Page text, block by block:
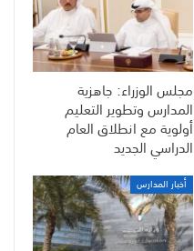
مجلس الوزراء: جاهزية
المدارس وتطوير التعليم
أولوية مع انطلاق العام
الدراسي الجديد
أخبار المدارس